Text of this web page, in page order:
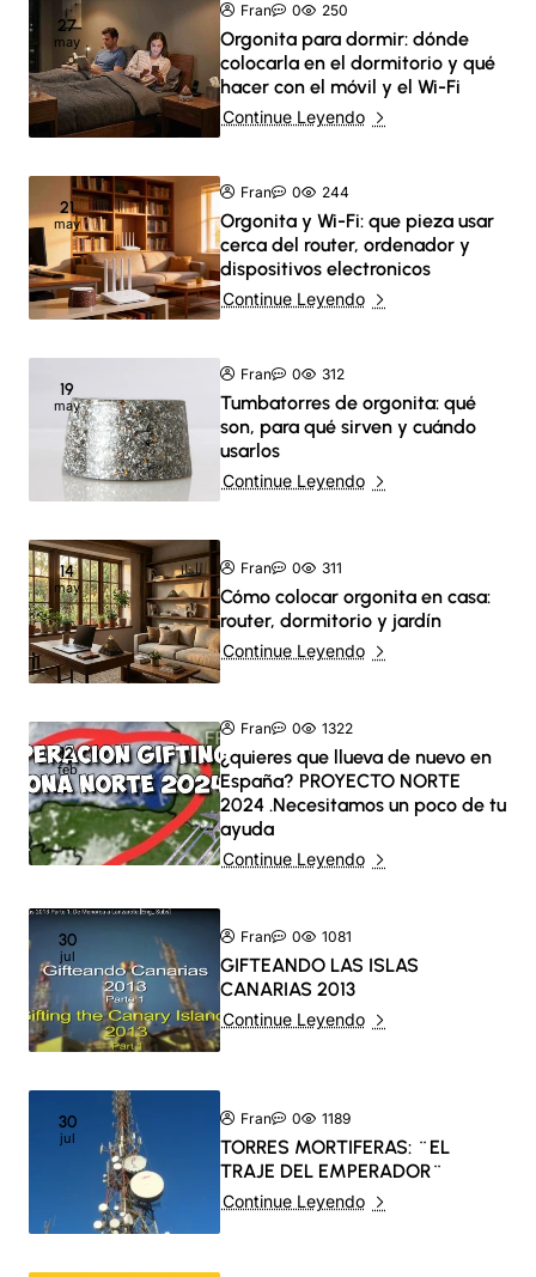
27
may
Fran 0 250
Orgonita para dormir: dónde
colocarla en el dormitorio y qué
hacer con el móvil y el Wi-Fi
Continue Leyendo
21
may
Fran 0 244
Orgonita y Wi-Fi: que pieza usar
cerca del router, ordenador y
dispositivos electronicos
Continue Leyendo
19
may
Fran 0 312
Tumbatorres de orgonita: qué
son, para qué sirven y cuándo
usarlos
Continue Leyendo
14
may
Fran 0 311
Cómo colocar orgonita en casa:
router, dormitorio y jardín
Continue Leyendo
12
feb
Fran 0 1322
¿quieres que llueva de nuevo en
España? PROYECTO NORTE
2024 .Necesitamos un poco de tu
ayuda
Continue Leyendo
30
jul
Fran 0 1081
GIFTEANDO LAS ISLAS
CANARIAS 2013
Continue Leyendo
30
jul
Fran 0 1189
TORRES MORTIFERAS: ¨EL
TRAJE DEL EMPERADOR¨
Continue Leyendo